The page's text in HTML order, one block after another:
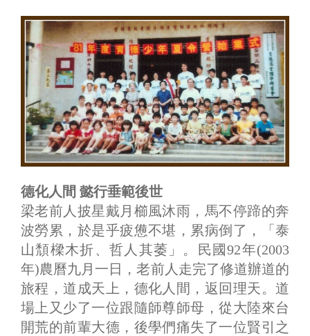
德化人間 懿行垂範後世
梁老前人披星戴月櫛風沐雨，馬不停蹄的奔
波勞累，於是乎疲憊不堪，累病倒了，「泰
山頹樑木折、哲人其萎」。民國92年(2003
年)農曆九月一日，老前人走完了修道辦道的
旅程，道成天上，德化人間，返回理天。道
場上又少了一位跟隨師尊師母，從大陸來台
開荒的前輩大德，後學們痛失了一位賢引之